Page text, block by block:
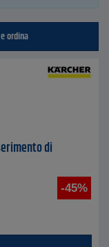
ordina
di
-45%